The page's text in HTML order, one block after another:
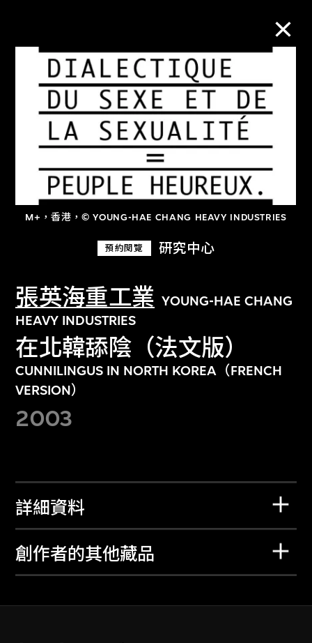
M+，香港，© YOUNG-HAE CHANG HEAVY INDUSTRIES
預約閱覽 研究中心
張英海重工業 YOUNG-HAE CHANG
HEAVY INDUSTRIES
在北韓舔陰（法文版）
CUNNILINGUS IN NORTH KOREA（FRENCH
VERSION）
2003
詳細資料
創作者的其他藏品
M+藏品
進一步篩選
關於M+藏品
探索世界頂級的二十及二十一世紀視覺
文化藏品。